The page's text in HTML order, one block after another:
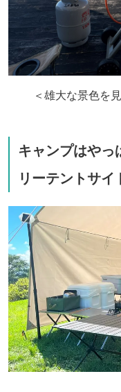
＜雄大な景色を
キャンプはやっ
リーテントサイ